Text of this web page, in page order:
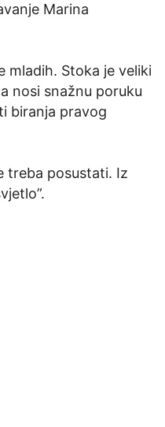
Marina
mladih. Stoka je veliki
nosi snažnu poruku
biranja pravog
treba posustati. Iz